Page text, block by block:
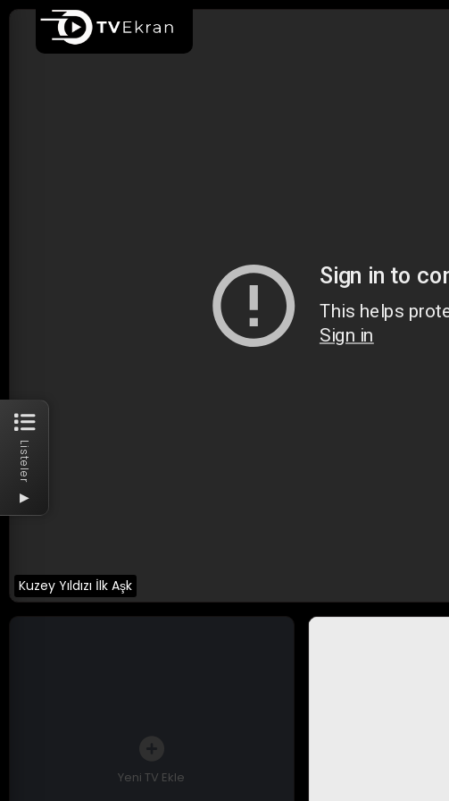
Ana sayfa
Listeler
▶
Kuzey Yıldızı İlk Aşk
Yeni TV Ekle